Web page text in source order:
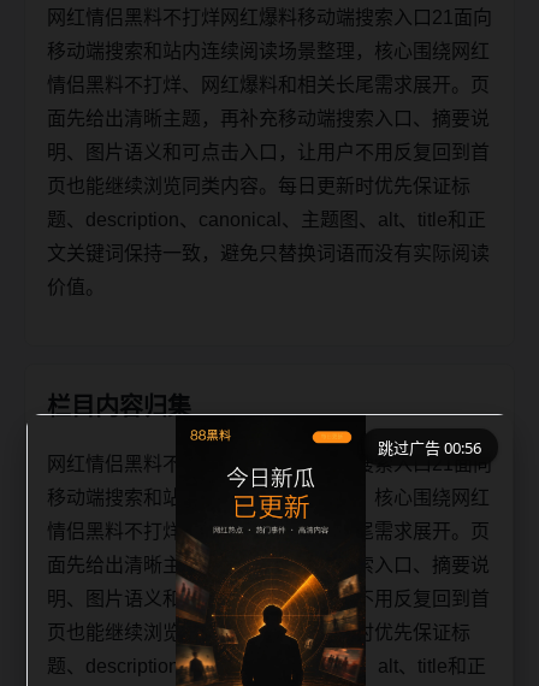
网红情侣黑料不打烊网红爆料移动端搜索入口21面向
移动端搜索和站内连续阅读场景整理，核心围绕网红
情侣黑料不打烊、网红爆料和相关长尾需求展开。页
面先给出清晰主题，再补充移动端搜索入口、摘要说
明、图片语义和可点击入口，让用户不用反复回到首
页也能继续浏览同类内容。每日更新时优先保证标
题、description、canonical、主题图、alt、title和正
文关键词保持一致，避免只替换词语而没有实际阅读
价值。
栏目内容归集
网红情侣黑料不打烊网红爆料移动端搜索入口21面向
移动端搜索和站内连续阅读场景整理，核心围绕网红
情侣黑料不打烊、网红爆料和相关长尾需求展开。页
面先给出清晰主题，再补充移动端搜索入口、摘要说
明、图片语义和可点击入口，让用户不用反复回到首
页也能继续浏览同类内容。每日更新时优先保证标
题、description、canonical、主题图、alt、title和正
跳过广告 00:55